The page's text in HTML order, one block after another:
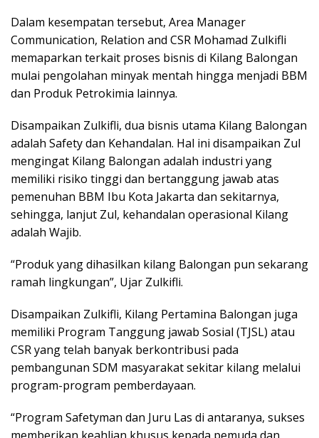
Dalam kesempatan tersebut, Area Manager
Communication, Relation and CSR Mohamad Zulkifli
memaparkan terkait proses bisnis di Kilang Balongan
mulai pengolahan minyak mentah hingga menjadi BBM
dan Produk Petrokimia lainnya.
Disampaikan Zulkifli, dua bisnis utama Kilang Balongan
adalah Safety dan Kehandalan. Hal ini disampaikan Zul
mengingat Kilang Balongan adalah industri yang
memiliki risiko tinggi dan bertanggung jawab atas
pemenuhan BBM Ibu Kota Jakarta dan sekitarnya,
sehingga, lanjut Zul, kehandalan operasional Kilang
adalah Wajib.
“Produk yang dihasilkan kilang Balongan pun sekarang
ramah lingkungan”, Ujar Zulkifli.
Disampaikan Zulkifli, Kilang Pertamina Balongan juga
memiliki Program Tanggung jawab Sosial (TJSL) atau
CSR yang telah banyak berkontribusi pada
pembangunan SDM masyarakat sekitar kilang melalui
program-program pemberdayaan.
“Program Safetyman dan Juru Las di antaranya, sukses